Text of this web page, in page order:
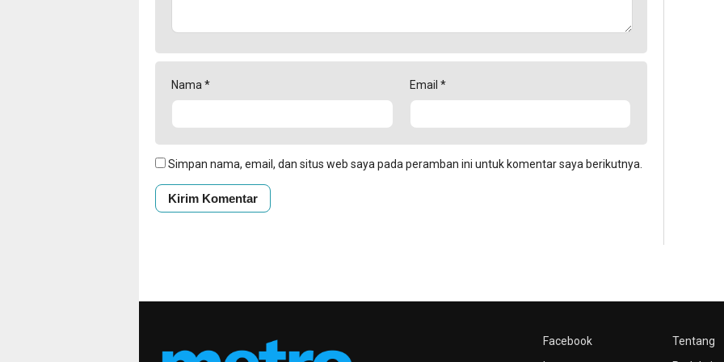
Nama * Email *
Simpan nama, email, dan situs web saya pada peramban ini untuk komentar saya berikutnya.
Facebook
Tentang